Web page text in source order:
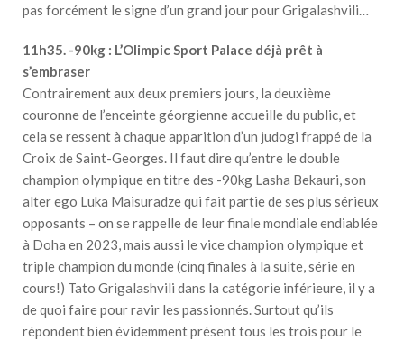
pas forcément le signe d’un grand jour pour Grigalashvili…
11h35. -90kg : L’Olimpic Sport Palace déjà prêt à
s’embraser
Contrairement aux deux premiers jours, la deuxième
couronne de l’enceinte géorgienne accueille du public, et
cela se ressent à chaque apparition d’un judogi frappé de la
Croix de Saint-Georges. Il faut dire qu’entre le double
champion olympique en titre des -90kg Lasha Bekauri, son
alter ego Luka Maisuradze qui fait partie de ses plus sérieux
opposants – on se rappelle de leur finale mondiale endiablée
à Doha en 2023, mais aussi le vice champion olympique et
triple champion du monde (cinq finales à la suite, série en
cours!) Tato Grigalashvili dans la catégorie inférieure, il y a
de quoi faire pour ravir les passionnés. Surtout qu’ils
répondent bien évidemment présent tous les trois pour le